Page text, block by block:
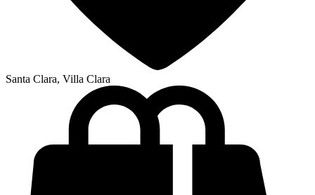
Santa Clara, Villa Clara